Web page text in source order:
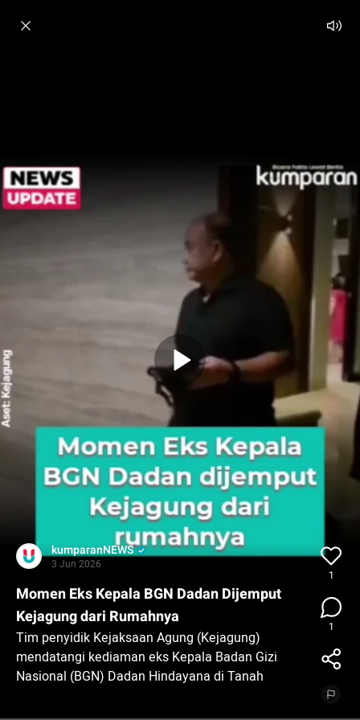
kumparanNEWS
3 Jun 2026
Momen Eks Kepala BGN Dadan Dijemput
Kejagung dari Rumahnya
Tim penyidik Kejaksaan Agung (Kejagung)
mendatangi kediaman eks Kepala Badan Gizi
Nasional (BGN) Dadan Hindayana di Tanah
1
1